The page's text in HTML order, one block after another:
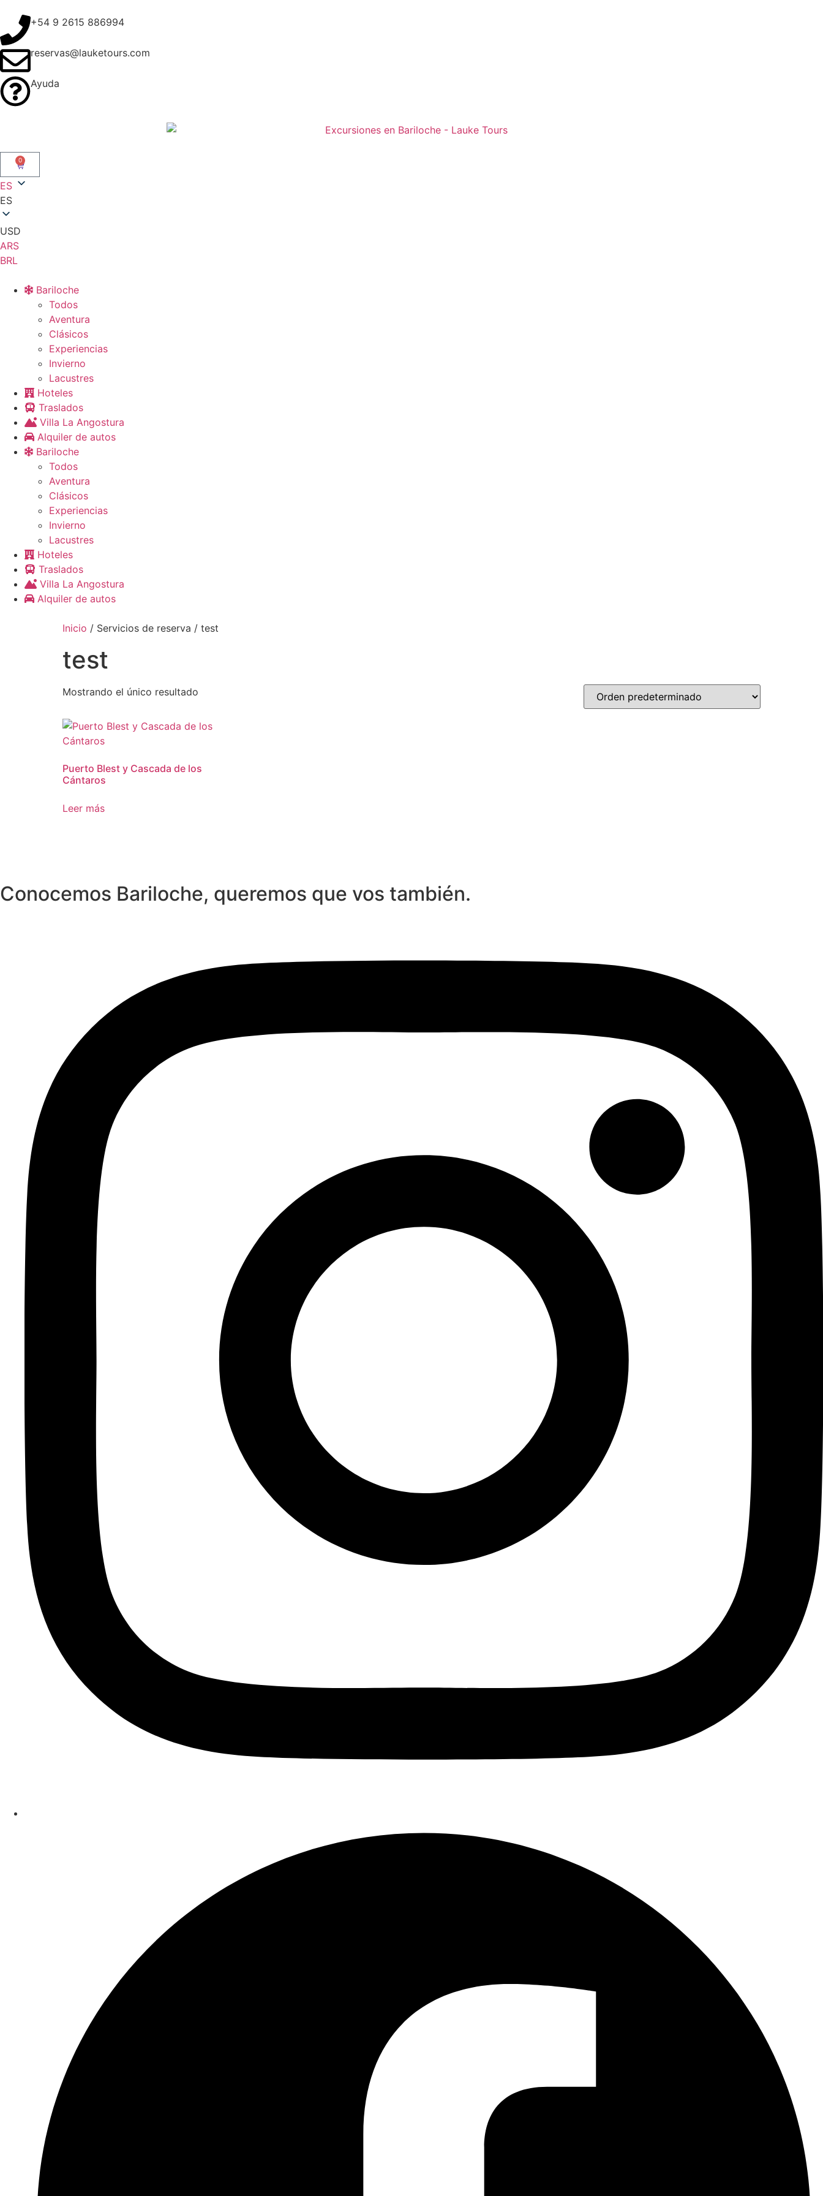
+54 9 2615 886994
reservas@lauketours.com
Ayuda
0
ES
ES
USD
ARS
BRL
Bariloche
Todos
Aventura
Clásicos
Experiencias
Invierno
Lacustres
Hoteles
Traslados
Villa La Angostura
Alquiler de autos
Bariloche
Todos
Aventura
Clásicos
Experiencias
Invierno
Lacustres
Hoteles
Traslados
Villa La Angostura
Alquiler de autos
Inicio / Servicios de reserva / test
test
Mostrando el único resultado
Puerto Blest y Cascada de los
Cántaros
Leer más
Conocemos Bariloche, queremos que vos también.